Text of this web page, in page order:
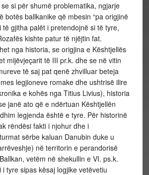
si për shumë problematika, ngjarje
botës ballkanike që mbesin “pa origjinë
të gjitha palët i pretendojnë si të tyre,
kishte patur të njëjtin fat.
nga historia, se origjina e Kështjellës
mijëvjeçarit të III pr.k. dhe se në vitin
të saj pat qenë zhvilluar beteja
legjioneve romake dhe ushtrisë ilire
e kohës nga Titius Livius), historia
janë ato që e ndërtuan Kështjellën
legjenda është e tyre. Për historinë
rëndësi fakti i njohur dhe i
sërbe kaluan Danubin duke u
në territorin e perandorisë
vetëm në shekullin e VI. ps.k.
tyre sipas kësaj logjike vetëvetiu